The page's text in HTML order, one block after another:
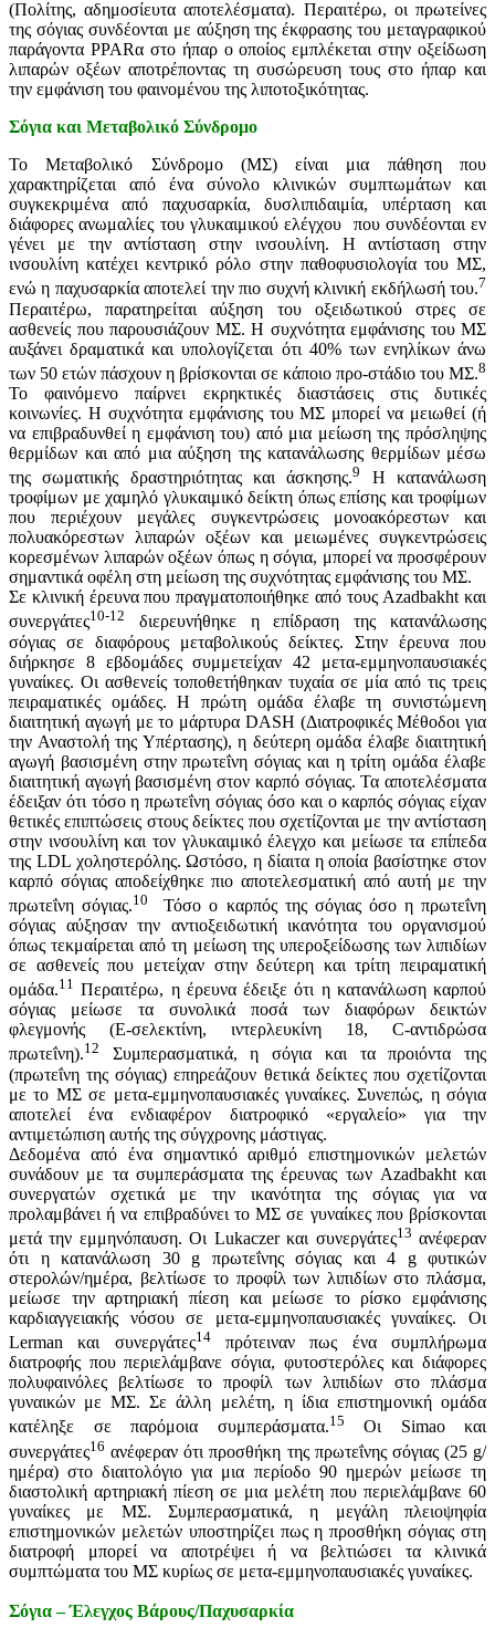
(Πολίτης, αδημοσίευτα αποτελέσματα). Περαιτέρω, οι πρωτείνες
της σόγιας συνδέονται με αύξηση της έκφρασης του μεταγραφικού
παράγοντα PPARα στο ήπαρ ο οποίος εμπλέκεται στην οξείδωση
λιπαρών οξέων αποτρέποντας τη συσώρευση τους στο ήπαρ και
την εμφάνιση του φαινομένου της λιποτοξικότητας.
Σόγια και Μεταβολικό Σύνδρομο
Το Μεταβολικό Σύνδρομο (ΜΣ) είναι μια πάθηση που
χαρακτηρίζεται από ένα σύνολο κλινικών συμπτωμάτων και
συγκεκριμένα από παχυσαρκία, δυσλιπιδαιμία, υπέρταση και
διάφορες ανωμαλίες του γλυκαιμικού ελέγχου που συνδέονται εν
γένει με την αντίσταση στην ινσουλίνη. Η αντίσταση στην
ινσουλίνη κατέχει κεντρικό ρόλο στην παθοφυσιολογία του ΜΣ,
ενώ η παχυσαρκία αποτελεί την πιο συχνή κλινική εκδήλωσή του.7
Περαιτέρω, παρατηρείται αύξηση του οξειδωτικού στρες σε
ασθενείς που παρουσιάζουν ΜΣ. Η συχνότητα εμφάνισης του ΜΣ
αυξάνει δραματικά και υπολογίζεται ότι 40% των ενηλίκων άνω
των 50 ετών πάσχουν η βρίσκονται σε κάποιο προ-στάδιο του ΜΣ.8
Το φαινόμενο παίρνει εκρηκτικές διαστάσεις στις δυτικές
κοινωνίες. Η συχνότητα εμφάνισης του ΜΣ μπορεί να μειωθεί (ή
να επιβραδυνθεί η εμφάνιση του) από μια μείωση της πρόσληψης
θερμίδων και από μια αύξηση της κατανάλωσης θερμίδων μέσω
της σωματικής δραστηριότητας και άσκησης.9
Η κατανάλωση
τροφίμων με χαμηλό γλυκαιμικό δείκτη όπως επίσης και τροφίμων
που περιέχουν μεγάλες συγκεντρώσεις μονοακόρεστων και
πολυακόρεστων λιπαρών οξέων και μειωμένες συγκεντρώσεις
κορεσμένων λιπαρών οξέων όπως η σόγια, μπορεί να προσφέρουν
σημαντικά οφέλη στη μείωση της συχνότητας εμφάνισης του ΜΣ.
Σε κλινική έρευνα που πραγματοποιήθηκε από τους Azadbakht και
συνεργάτες10-12
διερευνήθηκε η επίδραση της κατανάλωσης
σόγιας σε διαφόρους μεταβολικούς δείκτες. Στην έρευνα που
διήρκησε 8 εβδομάδες συμμετείχαν 42 μετα-εμμηνοπαυσιακές
γυναίκες. Οι ασθενείς τοποθετήθηκαν τυχαία σε μία από τις τρεις
πειραματικές ομάδες. Η πρώτη ομάδα έλαβε τη συνιστώμενη
διαιτητική αγωγή με το μάρτυρα DASH (Διατροφικές Μέθοδοι για
την Αναστολή της Υπέρτασης), η δεύτερη ομάδα έλαβε διαιτητική
αγωγή βασισμένη στην πρωτεΐνη σόγιας και η τρίτη ομάδα έλαβε
διαιτητική αγωγή βασισμένη στον καρπό σόγιας. Τα αποτελέσματα
έδειξαν ότι τόσο η πρωτεΐνη σόγιας όσο και ο καρπός σόγιας είχαν
θετικές επιπτώσεις στους δείκτες που σχετίζονται με την αντίσταση
στην ινσουλίνη και τον γλυκαιμικό έλεγχο και μείωσε τα επίπεδα
της LDL χοληστερόλης. Ωστόσο, η δίαιτα η οποία βασίστηκε στον
καρπό σόγιας αποδείχθηκε πιο αποτελεσματική από αυτή με την
πρωτεΐνη σόγιας.10
Τόσο ο καρπός της σόγιας όσο η πρωτεΐνη
σόγιας αύξησαν την αντιοξειδωτική ικανότητα του οργανισμού
όπως τεκμαίρεται από τη μείωση της υπεροξείδωσης των λιπιδίων
σε ασθενείς που μετείχαν στην δεύτερη και τρίτη πειραματική
ομάδα.11 Περαιτέρω, η έρευνα έδειξε ότι η κατανάλωση καρπού
σόγιας μείωσε τα συνολικά ποσά των διαφόρων δεικτών
φλεγμονής (E-σελεκτίνη, ιντερλευκίνη 18, C-αντιδρώσα
πρωτεΐνη).12
Συμπερασματικά, η σόγια και τα προιόντα της
(πρωτεΐνη της σόγιας) επηρεάζουν θετικά δείκτες που σχετίζονται
με το ΜΣ σε μετα-εμμηνοπαυσιακές γυναίκες. Συνεπώς, η σόγια
αποτελεί ένα ενδιαφέρον διατροφικό «εργαλείο» για την
αντιμετώπιση αυτής της σύγχρονης μάστιγας.
Δεδομένα από ένα σημαντικό αριθμό επιστημονικών μελετών
συνάδουν με τα συμπεράσματα της έρευνας των Azadbakht και
συνεργατών σχετικά με την ικανότητα της σόγιας για να
προλαμβάνει ή να επιβραδύνει το ΜΣ σε γυναίκες που βρίσκονται
μετά την εμμηνόπαυση. Οι Lukaczer και συνεργάτες13 ανέφεραν
ότι η κατανάλωση 30 g πρωτεΐνης σόγιας και 4 g φυτικών
στερολών/ημέρα, βελτίωσε το προφίλ των λιπιδίων στο πλάσμα,
μείωσε την αρτηριακή πίεση και μείωσε το ρίσκο εμφάνισης
καρδιαγγειακής νόσου σε μετα-εμμηνοπαυσιακές γυναίκες. Οι
Lerman και συνεργάτες14πρότειναν πως ένα συμπλήρωμα
διατροφής που περιελάμβανε σόγια, φυτοστερόλες και διάφορες
πολυφαινόλες βελτίωσε το προφίλ των λιπιδίων στο πλάσμα
γυναικών με ΜΣ. Σε άλλη μελέτη, η ίδια επιστημονική ομάδα
κατέληξε σε παρόμοια συμπεράσματα.15 Οι Simao και
συνεργάτες16 ανέφεραν ότι προσθήκη της πρωτεΐνης σόγιας (25 g/
ημέρα) στο διαιτολόγιο για μια περίοδο 90 ημερών μείωσε τη
διαστολική αρτηριακή πίεση σε μια μελέτη που περιελάμβανε 60
γυναίκες με ΜΣ. Συμπερασματικά, η μεγάλη πλειοψηφία
επιστημονικών μελετών υποστηρίζει πως η προσθήκη σόγιας στη
διατροφή μπορεί να αποτρέψει ή να βελτιώσει τα κλινικά
συμπτώματα του ΜΣ κυρίως σε μετα-εμμηνοπαυσιακές γυναίκες.
Σόγια – Έλεγχος Βάρους/Παχυσαρκία